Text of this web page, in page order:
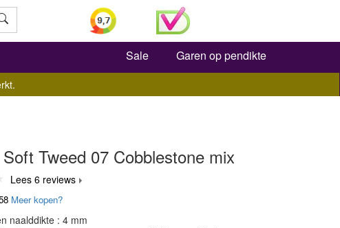
Zoeken
Sale Garen op pendikte
Tweed 07 Cobblestone mix
Lees 6 reviews
Meer kopen?
naalddikte : 4 mm